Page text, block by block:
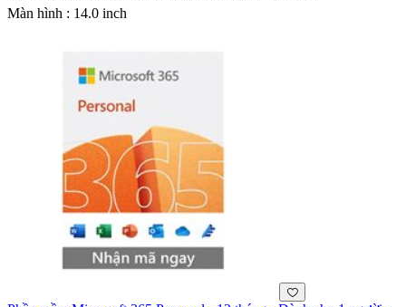
Màn hình : 14.0 inch